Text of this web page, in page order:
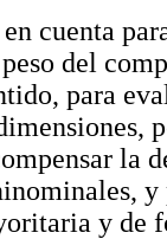
cuenta
del
para
la
y de